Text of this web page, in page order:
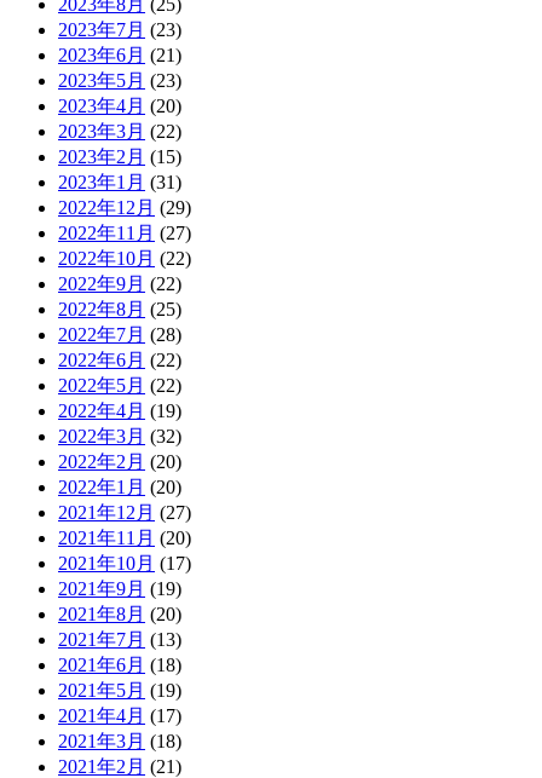
2023年7月 (23)
2023年6月 (21)
2023年5月 (23)
2023年4月 (20)
2023年3月 (22)
2023年2月 (15)
2023年1月 (31)
2022年12月 (29)
2022年11月 (27)
2022年10月 (22)
2022年9月 (22)
2022年8月 (25)
2022年7月 (28)
2022年6月 (22)
2022年5月 (22)
2022年4月 (19)
2022年3月 (32)
2022年2月 (20)
2022年1月 (20)
2021年12月 (27)
2021年11月 (20)
2021年10月 (17)
2021年9月 (19)
2021年8月 (20)
2021年7月 (13)
2021年6月 (18)
2021年5月 (19)
2021年4月 (17)
2021年3月 (18)
2021年2月 (21)